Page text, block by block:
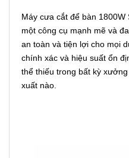
Máy cưa cắt để bàn 1800W
một công cụ mạnh mẽ và
an toàn và tiện lợi cho mọi
chính xác và hiệu suất ổn
thể thiếu trong bất kỳ
xuất nào.